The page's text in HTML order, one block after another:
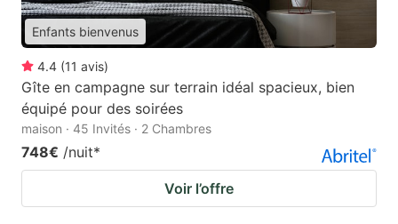
Enfants bienvenus
4.4 (11 avis)
Gîte en campagne sur terrain idéal spacieux, bien
équipé pour des soirées
maison · 45 Invités · 2 Chambres
748€ /nuit*
Voir l’offre